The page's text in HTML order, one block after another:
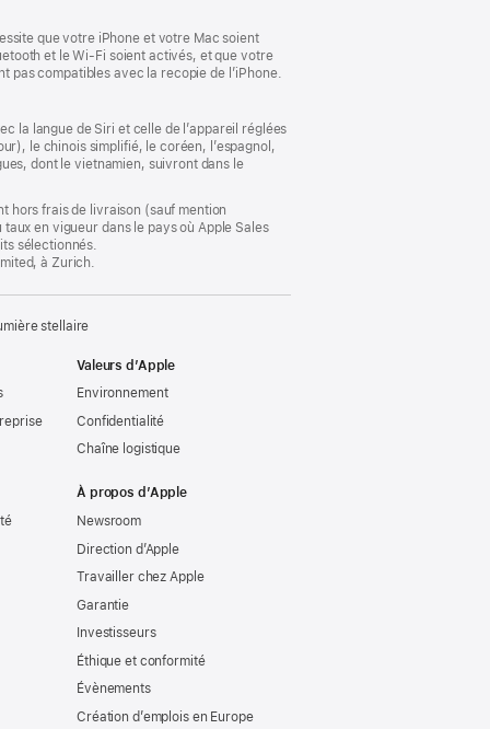
que votre iPhone et votre Mac soient
et le Wi-Fi soient activés, et que votre
pas compatibles avec la recopie de l’iPhone.
la langue de Siri et celle de l’appareil réglées
le chinois simplifié, le coréen, l’espagnol,
dont le vietnamien, suivront dans le
hors frais de livraison (sauf mention
en vigueur dans le pays où Apple Sales
sélectionnés.
à Zurich.
stellaire
Valeurs d’Apple
Environnement
Confidentialité
Chaîne logistique
À propos d’Apple
Newsroom
Direction d’Apple
Travailler chez Apple
Garantie
Investisseurs
Éthique et conformité
Évènements
Création d’emplois en Europe